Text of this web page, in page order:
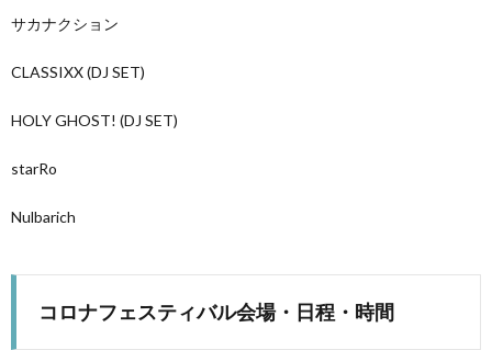
サカナクション
CLASSIXX (DJ SET)
HOLY GHOST! (DJ SET)
starRo
Nulbarich
コロナフェスティバル会場・日程・時間